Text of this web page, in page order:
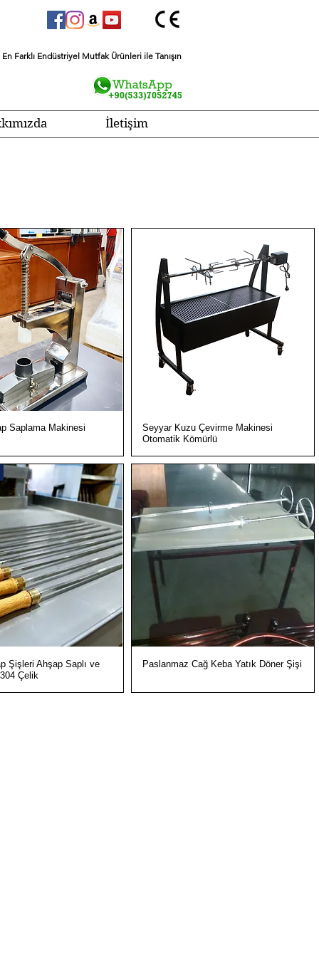
Farklı Endüstriyel Mutfak Ürünleri ile Tanışın
İletişim
Hızlı Bakış
Saplama Makinesi Hızlı Bakış
Seyyar Kuzu Çevirme Makinesi
Otomatik Kömürlü
Hızlı Bakış
Şişleri Ahşap Saplı ve
Çelik
Hızlı Bakış
Paslanmaz Cağ Keba Yatık Döner Şişi